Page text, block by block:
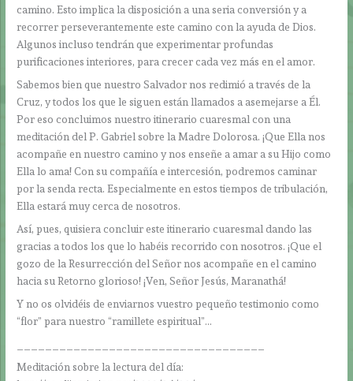
camino. Esto implica la disposición a una seria conversión y a
recorrer perseverantemente este camino con la ayuda de Dios.
Algunos incluso tendrán que experimentar profundas
purificaciones interiores, para crecer cada vez más en el amor.
Sabemos bien que nuestro Salvador nos redimió a través de la
Cruz, y todos los que le siguen están llamados a asemejarse a Él.
Por eso concluimos nuestro itinerario cuaresmal con una
meditación del P. Gabriel sobre la Madre Dolorosa. ¡Que Ella nos
acompañe en nuestro camino y nos enseñe a amar a su Hijo como
Ella lo ama! Con su compañía e intercesión, podremos caminar
por la senda recta. Especialmente en estos tiempos de tribulación,
Ella estará muy cerca de nosotros.
Así, pues, quisiera concluir este itinerario cuaresmal dando las
gracias a todos los que lo habéis recorrido con nosotros. ¡Que el
gozo de la Resurrección del Señor nos acompañe en el camino
hacia su Retorno glorioso! ¡Ven, Señor Jesús, Maranathá!
Y no os olvidéis de enviarnos vuestro pequeño testimonio como
“flor” para nuestro “ramillete espiritual”…
Meditación sobre la lectura del día: